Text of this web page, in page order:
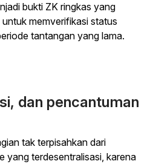
bukti ZK ringkas yang
memverifikasi status
tantangan yang lama.
dan pencantuman
tak terpisahkan dari
yang terdesentralisasi, karena